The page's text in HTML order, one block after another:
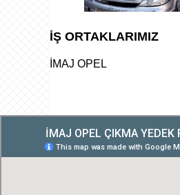
İŞ ORTAKLARIMIZ
İMAJ OPEL